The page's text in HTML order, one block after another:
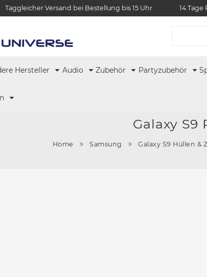
Taggleicher Versand bei Bestellung bis 15 Uhr 14
Hersteller Audio Zubehör Partyzubehör
Galaxy
Home Samsung Galaxy S9 Hüllen &